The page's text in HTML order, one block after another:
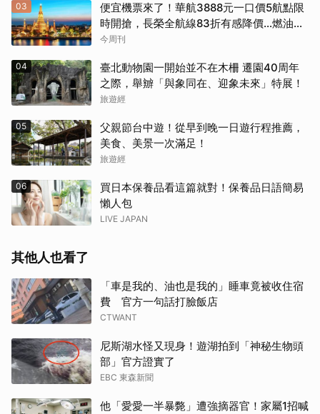
03
便宜機票來了！華航3888元一口價5航點限
時開搶，長榮全航線83折有感降價…燃油稅
8/9調漲早買早省
今周刊
04
臺北動物園一開始並不在木柵 遷園40周年
之際，舉辧「與象同在、迎象未來」特展！
旅遊經
05
父親節台中遊！從早到晚一日遊行程推薦，
美食、美景一次滿足！
旅遊經
06
買日本保養品看這篇就對！保養品日語簡易
懶人包
LIVE JAPAN
其他人也看了
「車是我的、油也是我的」睡車竟被收住宿
費 官方一句話打臉飯店
CTWANT
尼斯湖水怪又現身！遊湖拍到「神秘生物頭
部」官方證實了
EBC 東森新聞
他「愛愛一半暴斃」遭強摘器官！家屬1招喊